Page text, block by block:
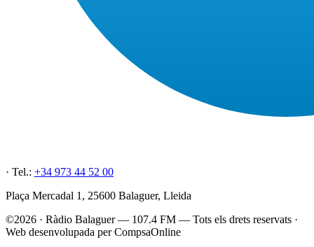
· Tel.: +34 973 44 52 00
Plaça Mercadal 1, 25600 Balaguer, Lleida
©2026 · Ràdio Balaguer — 107.4 FM — Tots els drets reservats ·
Web desenvolupada per CompsaOnline